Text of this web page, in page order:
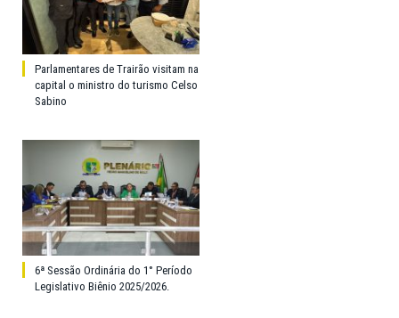
Parlamentares de Trairão visitam na
capital o ministro do turismo Celso
Sabino
6ª Sessão Ordinária do 1° Período
Legislativo Biênio 2025/2026.